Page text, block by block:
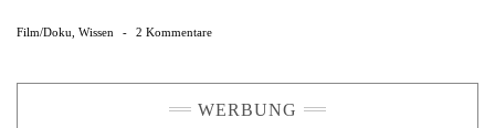
Film/Doku Wissen - 2 Kommentare
WERBUNG